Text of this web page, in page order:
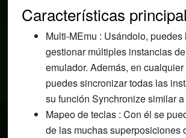
Características
Multi-MEmu : Usándolo, puedes
gestionar múltiples instancias
emulador. Además, en cualquier
puedes sincronizar todas las
su función Synchronize similar
Mapeo de teclas : Con él se
de las muchas superposiciones